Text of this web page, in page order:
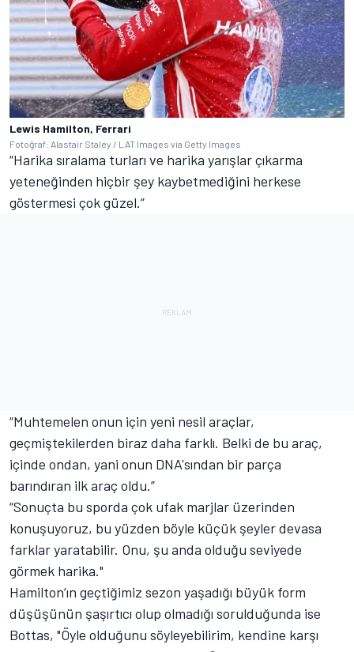
Lewis Hamilton, Ferrari
Fotoğraf: Alastair Staley / LAT Images via Getty Images
“Harika sıralama turları ve harika yarışlar çıkarma
yeteneğinden hiçbir şey kaybetmediğini herkese
göstermesi çok güzel.”
“Muhtemelen onun için yeni nesil araçlar,
geçmiştekilerden biraz daha farklı. Belki de bu araç,
içinde ondan, yani onun DNA'sından bir parça
barındıran ilk araç oldu.”
“Sonuçta bu sporda çok ufak marjlar üzerinden
konuşuyoruz, bu yüzden böyle küçük şeyler devasa
farklar yaratabilir. Onu, şu anda olduğu seviyede
görmek harika."
Hamilton’ın geçtiğimiz sezon yaşadığı büyük form
düşüşünün şaşırtıcı olup olmadığı sorulduğunda ise
Bottas, "Öyle olduğunu söyleyebilirim, kendine karşı